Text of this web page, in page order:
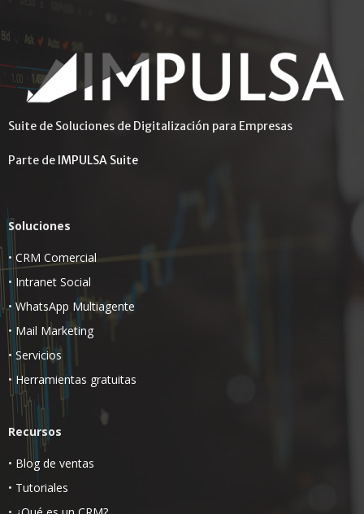
Suite de Soluciones de Digitalización para Empresas
Parte de IMPULSA Suite
Soluciones
•CRM Comercial
• Intranet Social
• WhatsApp Multiagente
• Mail Marketing
• Servicios
• Herramientas gratuitas
Recursos
• Blog de ventas
• Tutoriales